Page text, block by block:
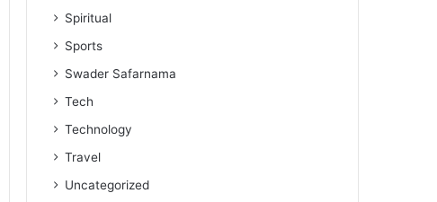
Spiritual
Sports
Swader Safarnama
Tech
Technology
Travel
Uncategorized